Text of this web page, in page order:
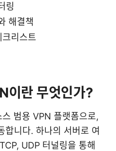
링
해결책
리스트
란 무엇인가?
범용 VPN 플랫폼으로,
합니다. 하나의 서버로 여
UDP 터널링을 통해